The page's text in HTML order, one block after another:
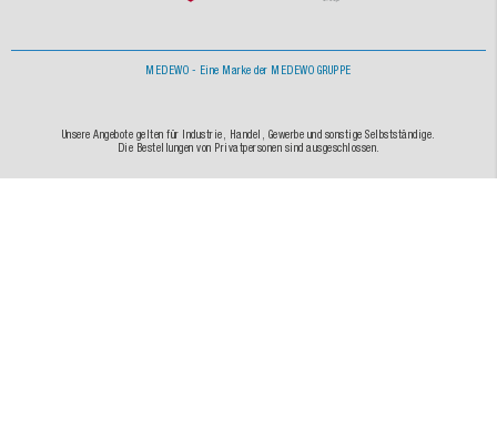
MEDEWO - Eine Marke der MEDEWO GRUPPE
Unsere Angebote gelten für Industrie, Handel, Gewerbe und sonstige Selbstständige.
Die Bestellungen von Privatpersonen sind ausgeschlossen.